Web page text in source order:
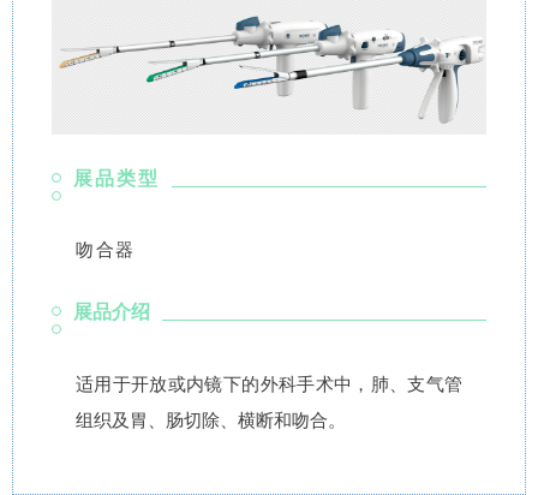
展品类型
吻合器
展品介绍
适用于开放或内镜下的外科手术中，肺、支气管
组织及胃、肠切除、横断和吻合。